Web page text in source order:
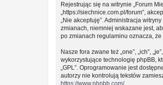
Rejestrując się na witrynie „Forum
„https://siechnice.com.pl/forum”,
„Nie akceptuję”. Administracja
zmianach, niemniej wskazane jest,
po zmianach regulaminu oznacza,
Nasze fora zwane też „one”, „ich”,
wykorzystujące technologię phpBB,
„GPL”. Oprogramowanie jest
autorzy nie kontrolują tekstów
https://www.phpbb.com/.